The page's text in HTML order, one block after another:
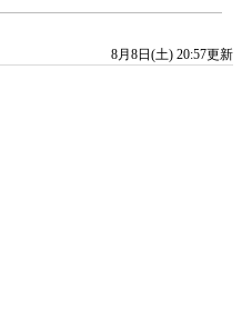
8月8日(土) 20:57更新